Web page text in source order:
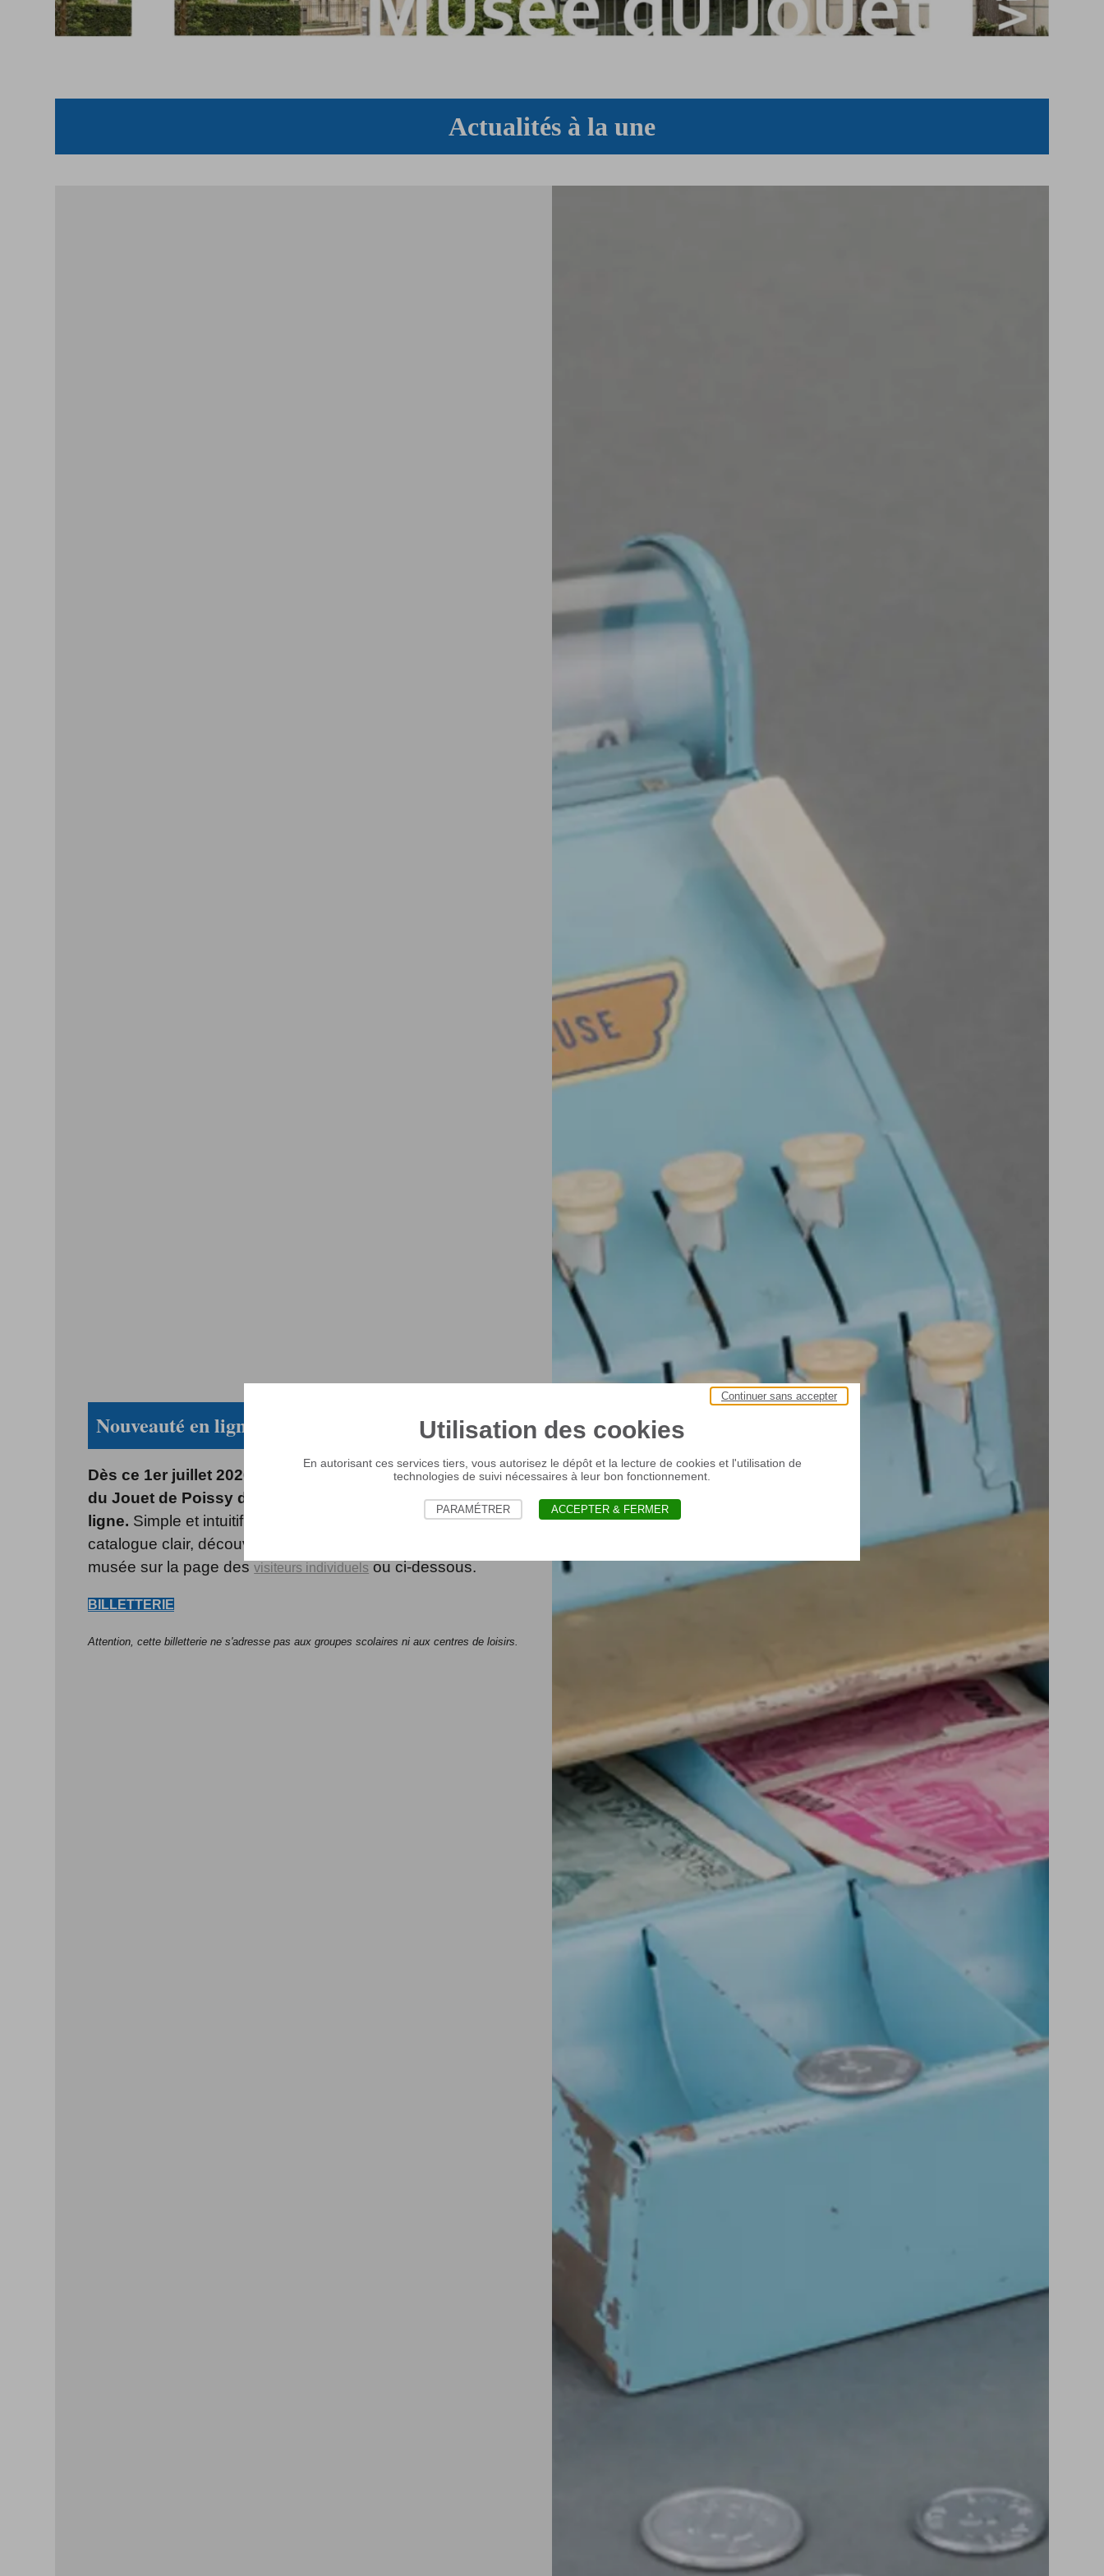
Actualités à la une
Nouveauté en ligne !
Dès ce 1er juillet 2026, réservez vos activités au Musée
du Jouet de Poissy directement via notre billetterie en
ligne. Simple et intuitif, avec un paiement sécurisé et un
catalogue clair, découvrez comment venir vous amusez au
musée sur la page desvisiteurs individuelsou ci-dessous.
BILLETTERIE
Attention, cette billetterie ne s'adresse pas aux groupes scolaires ni aux centres de loisirs.
Utilisation des cookies
En autorisant ces services tiers, vous autorisez le dépôt et la lecture de cookies et l'utilisation de
technologies de suivi nécessaires à leur bon fonctionnement.
Continuer sans accepter
PARAMÉTRER ACCEPTER & FERMER